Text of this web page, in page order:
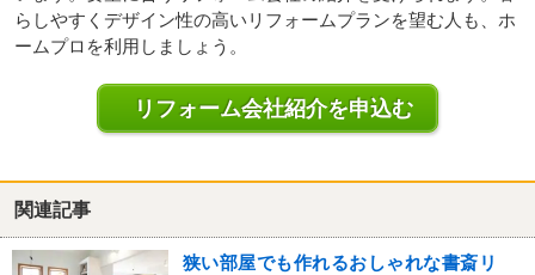
らしやすくデザイン性の高いリフォームプランを望む人も、ホ
ームプロを利用しましょう。
リフォーム会社紹介を申込む
関連記事
狭い部屋でも作れるおしゃれな書斎リ